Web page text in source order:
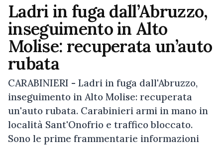
Ladri in fuga dall’Abruzzo,
inseguimento in Alto
Molise: recuperata un’auto
rubata
CARABINIERI - Ladri in fuga dall'Abruzzo,
inseguimento in Alto Molise: recuperata
un'auto rubata. Carabinieri armi in mano in
località Sant'Onofrio e traffico bloccato.
Sono le prime frammentarie informazioni